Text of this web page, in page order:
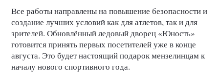
Все работы направлены на повышение безопасности и
создание лучших условий как для атлетов, так и для
зрителей. Обновлённый ледовый дворец «Юность»
готовится принять первых посетителей уже в конце
августа. Это будет настоящий подарок мензелинцам к
началу нового спортивного года.